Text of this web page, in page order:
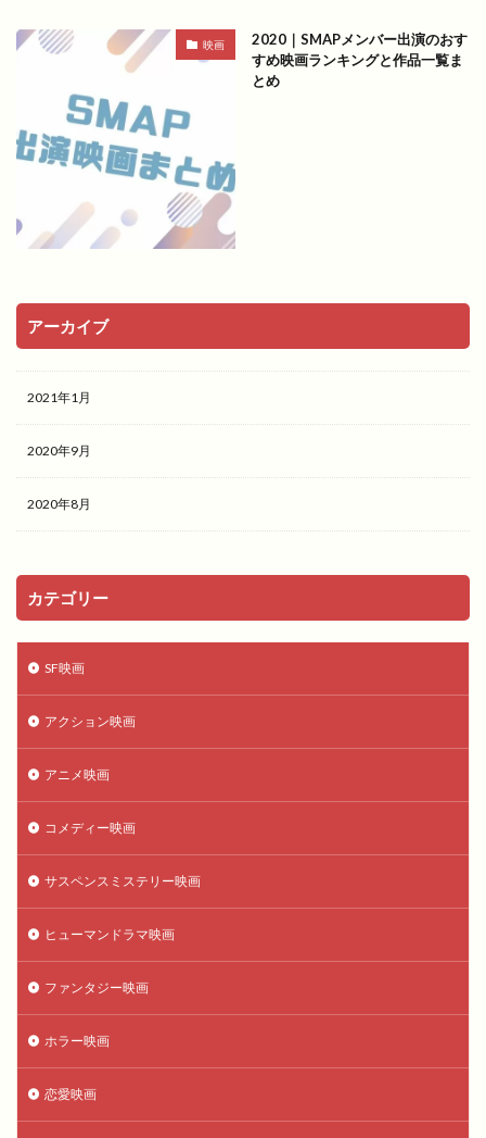
映画
2020｜SMAPメンバー出演のおす
すめ映画ランキングと作品一覧ま
とめ
アーカイブ
2021年1月
2020年9月
2020年8月
カテゴリー
SF映画
アクション映画
アニメ映画
コメディー映画
サスペンスミステリー映画
ヒューマンドラマ映画
ファンタジー映画
ホラー映画
恋愛映画